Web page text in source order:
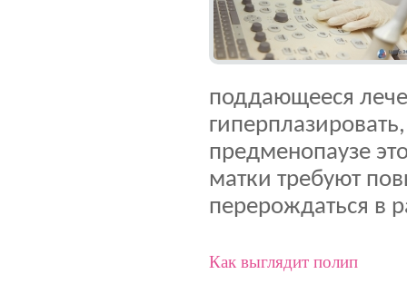
поддающееся
предменопаузе
матки требуют
перерождаться в
Как выглядит полип